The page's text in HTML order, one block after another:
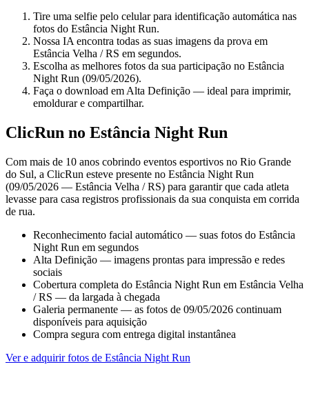
Tire uma selfie pelo celular para identificação automática nas
fotos do Estância Night Run.
Nossa IA encontra todas as suas imagens da prova em
Estância Velha / RS em segundos.
Escolha as melhores fotos da sua participação no Estância
Night Run (09/05/2026).
Faça o download em Alta Definição — ideal para imprimir,
emoldurar e compartilhar.
ClicRun no Estância Night Run
Com mais de 10 anos cobrindo eventos esportivos no Rio Grande
do Sul, a ClicRun esteve presente no Estância Night Run
(09/05/2026 — Estância Velha / RS) para garantir que cada atleta
levasse para casa registros profissionais da sua conquista em corrida
de rua.
Reconhecimento facial automático — suas fotos do Estância
Night Run em segundos
Alta Definição — imagens prontas para impressão e redes
sociais
Cobertura completa do Estância Night Run em Estância Velha
/ RS — da largada à chegada
Galeria permanente — as fotos de 09/05/2026 continuam
disponíveis para aquisição
Compra segura com entrega digital instantânea
Ver e adquirir fotos de Estância Night Run